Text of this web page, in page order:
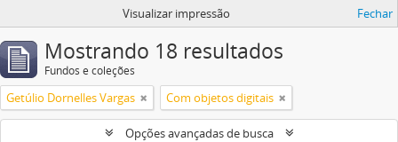
Visualizar impressão Fechar
Mostrando 18 resultados
Fundos e coleções
Getúlio Dornelles Vargas Com objetos digitais
Opções avançadas de busca